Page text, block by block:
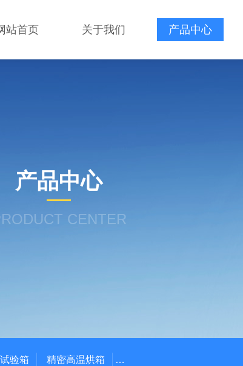
站首页 关于我们 产品中心
产品中心
CENTER
验箱 精密高温烘箱 YTX-BIR步入式高温老化房